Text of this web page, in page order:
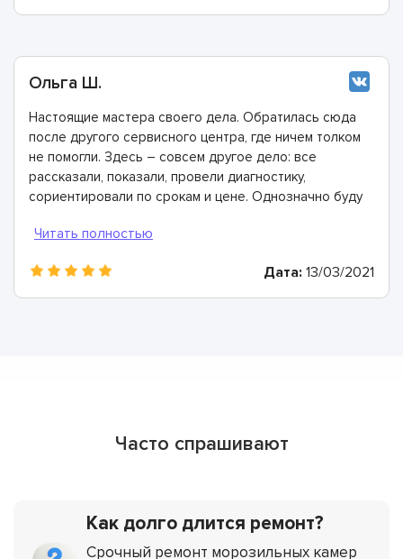
Ольга Ш.
Настоящие мастера своего дела. Обратилась сюда
после другого сервисного центра, где ничем толком
не помогли. Здесь – совсем другое дело: все
рассказали, показали, провели диагностику,
сориентировали по срокам и цене. Однозначно буду
Дата: 13/03/2021
Часто спрашивают
Как долго длится ремонт?
Срочный ремонт морозильных камер